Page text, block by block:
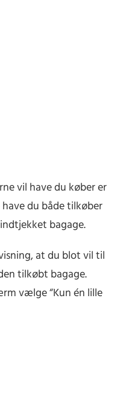
vil have du køber er
du både tilkøber
bagage.
at du blot vil til
tilkøbt bagage.
vælge “Kun én lille